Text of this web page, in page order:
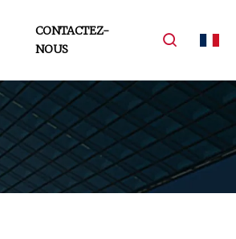
CONTACTEZ-
NOUS